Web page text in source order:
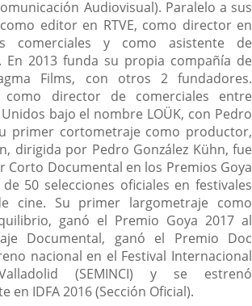
Audiovisual). Paralelo a sus
editor en RTVE, como director en
comerciales y como asistente de
En 2013 funda su propia compañía de
Films, con otros 2 fundadores.
como director de comerciales entre
bajo el nombre LOÜK, con Pedro
primer cortometraje como productor,
dirigida por Pedro González Kühn, fue
Corto Documental en los Premios Goya
50 selecciones oficiales en festivales
cine. Su primer largometraje como
ganó el Premio Goya 2017 al
Documental, ganó el Premio Doc
nacional en el Festival Internacional
(SEMINCI) y se estrenó
en IDFA 2016 (Sección Oficial).